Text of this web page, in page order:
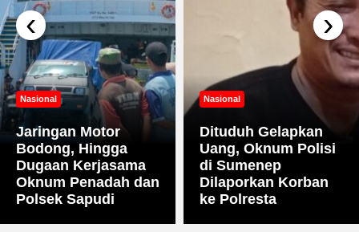
Nasional
Jaringan Motor
Bodong, Hingga
Dugaan Kerjasama
Oknum Penadah dan
Polsek Sapudi
Nasional
Dituduh Gelapkan
Uang, Oknum Polisi
di Sumenep
Dilaporkan Korban
ke Polresta
‹ ›